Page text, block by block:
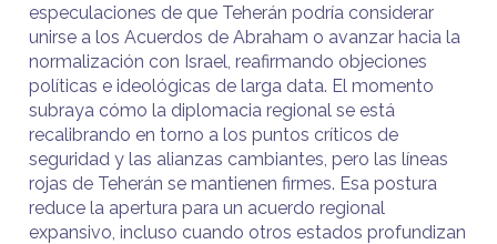
especulaciones de que Teherán podría considerar
unirse a los Acuerdos de Abraham o avanzar hacia la
normalización con Israel, reafirmando objeciones
políticas e ideológicas de larga data. El momento
subraya cómo la diplomacia regional se está
recalibrando en torno a los puntos críticos de
seguridad y las alianzas cambiantes, pero las líneas
rojas de Teherán se mantienen firmes. Esa postura
reduce la apertura para un acuerdo regional
expansivo, incluso cuando otros estados profundizan